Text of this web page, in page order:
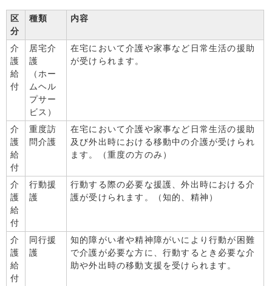
区
分
種類 内容
介
護
給
付
居宅介
護
（ホー
ムヘル
プサー
ビス）
在宅において介護や家事など日常生活の援助
が受けられます。
介
護
給
付
重度訪
問介護
在宅において介護や家事など日常生活の援助
及び外出時における移動中の介護が受けられ
ます。（重度の方のみ）
介
護
給
付
行動援
護
行動する際の必要な援護、外出時における介
護が受けられます。（知的、精神）
介
護
給
付
同行援
護
知的障がい者や精神障がいにより行動が困難
で介護が必要な方に、行動するとき必要な介
助や外出時の移動支援を受けられます。